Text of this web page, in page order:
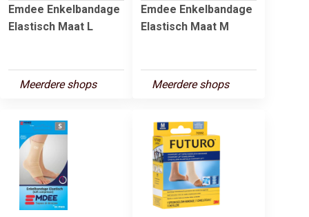
Emdee Enkelbandage
Elastisch Maat L
Meerdere shops
Emdee Enkelbandage
Elastisch Maat M
Meerdere shops